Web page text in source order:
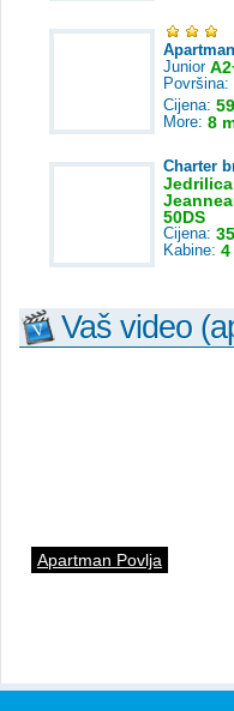
Junior
Površina:
Cijena:
More: 8
Charter
Jedrilica
50DS
Cijena:
Kabine: 4
Vaš video
Apartman Povlja